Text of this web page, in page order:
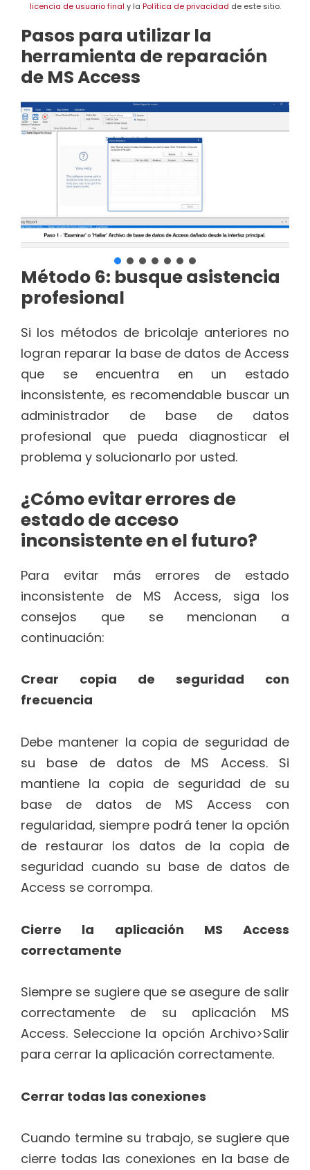
licencia de usuario final y la Política de privacidad de este sitio.
Pasos para utilizar la
herramienta de reparación
de MS Access
Método 6: busque asistencia
profesional
Si los métodos de bricolaje anteriores no
logran reparar la base de datos de Access
que se encuentra en un estado
inconsistente, es recomendable buscar un
administrador de base de datos
profesional que pueda diagnosticar el
problema y solucionarlo por usted.
¿Cómo evitar errores de
estado de acceso
inconsistente en el futuro?
Para evitar más errores de estado
inconsistente de MS Access, siga los
consejos que se mencionan a
continuación:
Crear copia de seguridad con
frecuencia
Debe mantener la copia de seguridad de
su base de datos de MS Access. Si
mantiene la copia de seguridad de su
base de datos de MS Access con
regularidad, siempre podrá tener la opción
de restaurar los datos de la copia de
seguridad cuando su base de datos de
Access se corrompa.
Cierre la aplicación MS Access
correctamente
Siempre se sugiere que se asegure de salir
correctamente de su aplicación MS
Access. Seleccione la opción Archivo>Salir
para cerrar la aplicación correctamente.
Cerrar todas las conexiones
Cuando termine su trabajo, se sugiere que
cierre todas las conexiones en la base de